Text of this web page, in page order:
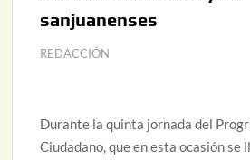
sanjuanenses
REDACCIÓN
Durante la quinta jornada del
Ciudadano, que en esta ocasión se